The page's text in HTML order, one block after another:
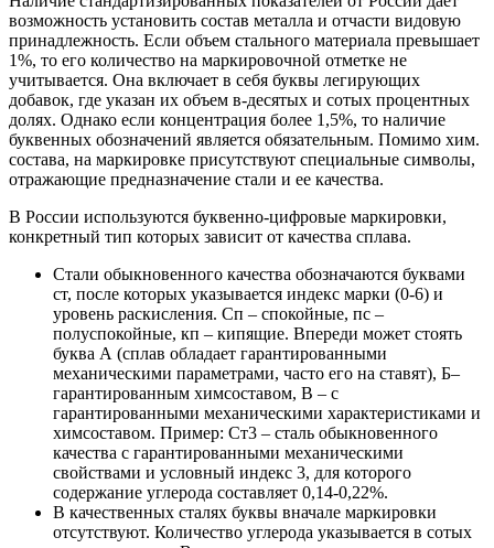
возможность установить состав металла и отчасти видовую
принадлежность. Если объем стального материала превышает
1%, то его количество на маркировочной отметке не
учитывается. Она включает в себя буквы легирующих
добавок, где указан их объем в-десятых и сотых процентных
долях. Однако если концентрация более 1,5%, то наличие
буквенных обозначений является обязательным. Помимо хим.
состава, на маркировке присутствуют специальные символы,
отражающие предназначение стали и ее качества.
В России используются буквенно-цифровые маркировки,
конкретный тип которых зависит от качества сплава.
Стали обыкновенного качества обозначаются буквами
ст, после которых указывается индекс марки (0-6) и
уровень раскисления. Сп – спокойные, пс –
полуспокойные, кп – кипящие. Впереди может стоять
буква А (сплав обладает гарантированными
механическими параметрами, часто его на ставят), Б–
гарантированным химсоставом, В – с
гарантированными механическими характеристиками и
химсоставом. Пример: Ст3 – сталь обыкновенного
качества с гарантированными механическими
свойствами и условный индекс 3, для которого
содержание углерода составляет 0,14-0,22%.
В качественных сталях буквы вначале маркировки
отсутствуют. Количество углерода указывается в сотых